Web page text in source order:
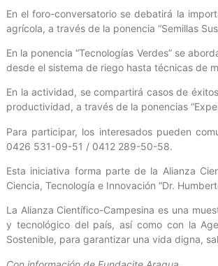
En el foro-conversatorio se debatirá la
agrícola, a través de la ponencia “Semillas
En la ponencia “Tecnologías Verdes” se
desde el sistema de riego hasta técnicas de
En la actividad, se compartirá casos de
productividad, a través de la ponencias
Para participar, los interesados pueden
0426 531-09-51 / 0412 289-50-58.
Esta iniciativa forma parte de la Alianza
Ciencia, Tecnología e Innovación “Dr.
La Alianza Científico-Campesina es una
y tecnológico del país, así como con la
Sostenible, para garantizar una vida digna,